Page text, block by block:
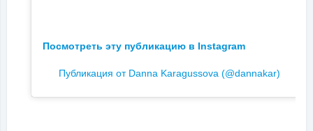
Посмотреть эту публикацию в Instagram
Публикация от Danna Karagussova (@dannakar)